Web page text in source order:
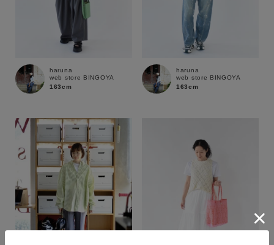
haruna
web store BINGOYA
163cm
haruna
web store BINGOYA
163cm